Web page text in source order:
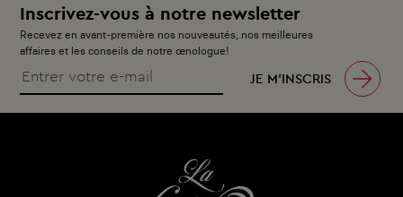
Inscrivez-vous à notre newsletter
Recevez en avant-première nos nouveautés, nos meilleures
affaires et les conseils de notre œnologue!
JE M’INSCRIS